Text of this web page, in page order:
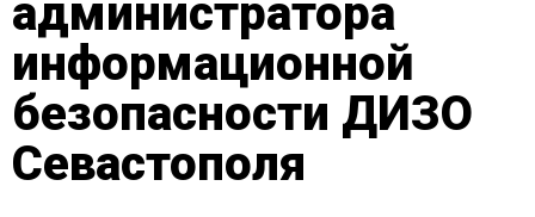
администратора
информационной
безопасности ДИЗО
Севастополя